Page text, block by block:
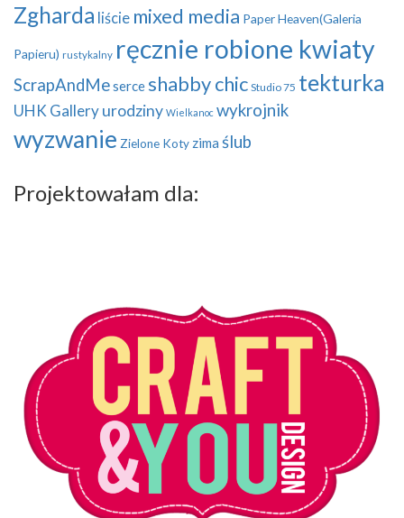
Zgharda liście mixed media Paper Heaven(Galeria
Papieru) rustykalny ręcznie robione kwiaty
ScrapAndMeserce shabby chic Studio 75 tekturka
UHK Galleryurodziny Wielkanoc wykrojnik
wyzwanie Zielone Koty zima ślub
Projektowałam dla: